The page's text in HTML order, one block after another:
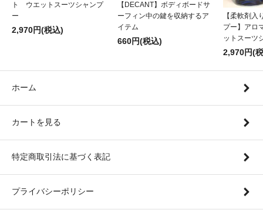
ト ウエットスーツシャンプ
ー
2,970円(税込)
【DECANT】ボディボードサ
ーフィン中の鍵を収納するア
イテム
660円(税込)
【柔軟剤入
プー】アロ
ットスーツ
2,970円(
ホーム
カートを見る
特定商取引法に基づく表記
プライバシーポリシー